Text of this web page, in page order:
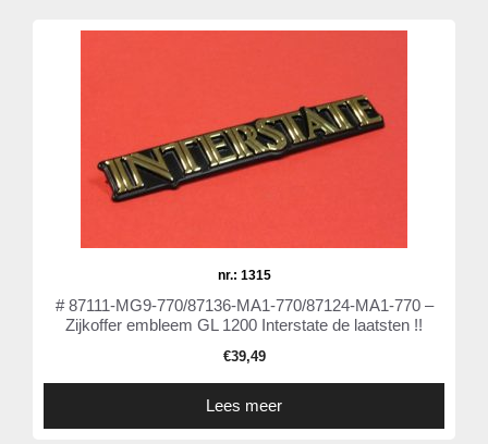
nr.: 1315
# 87111-MG9-770/87136-MA1-770/87124-MA1-770 –
Zijkoffer embleem GL 1200 Interstate de laatsten !!
€39,49
Lees meer